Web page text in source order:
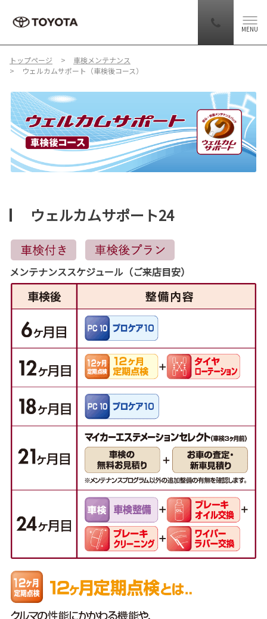
MENU
トップページ
車検メンテナンス
ウェルカムサポート（車検後コース）
ウェルカムサポート24
メンテナンススケジュール（ご来店目安）